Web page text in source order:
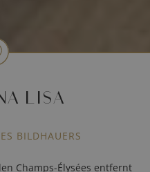
LISA
BILDHAUERS
Champs-Élysées entfernt